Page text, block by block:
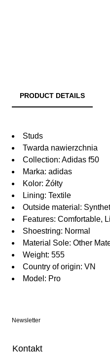
PRODUCT DETAILS
Studs
Twarda nawierzchnia
Collection: Adidas f50
Marka: adidas
Kolor: Żółty
Lining: Textile
Outside material:
Features: Comfortable,
Shoestring: Normal
Material Sole: Other
Weight: 555
Country of origin: VN
Model: Pro
Newsletter
Kontakt